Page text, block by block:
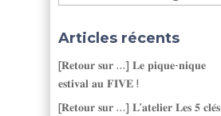
Articles récents
[𝐑𝐞𝐭𝐨𝐮𝐫 𝐬𝐮𝐫 …] 𝐋𝐞 𝐩𝐢𝐪𝐮𝐞-𝐧𝐢𝐪𝐮𝐞
𝐞𝐬𝐭𝐢𝐯𝐚𝐥 𝐚𝐮 𝐅𝐈𝐕𝐄 !
[𝐑𝐞𝐭𝐨𝐮𝐫 𝐬𝐮𝐫 …] 𝐋’𝐚𝐭𝐞𝐥𝐢𝐞𝐫 𝐋𝐞𝐬 𝟓 𝐜𝐥𝐞́𝐬